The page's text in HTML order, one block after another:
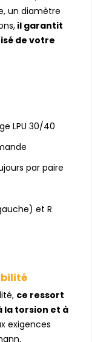
un diamètre
il garantit
de votre
LPU 30/40
par paire
et R
ce ressort
la torsion et à
exigences